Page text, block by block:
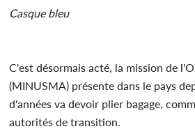
Casque bleu
C'est désormais acté, la mission de
(MINUSMA) présente dans le pays
d'années va devoir plier bagage,
autorités de transition.